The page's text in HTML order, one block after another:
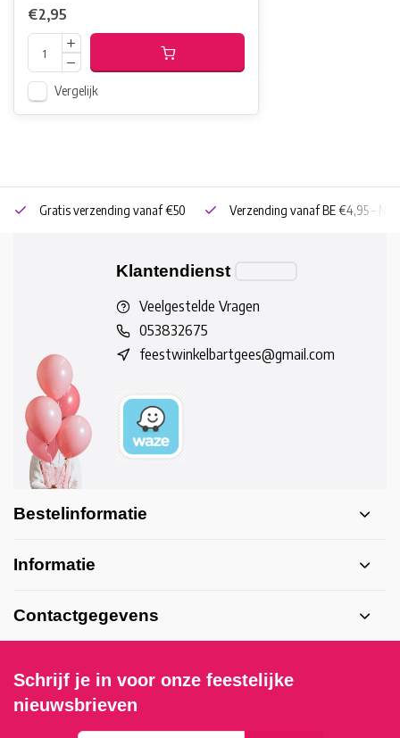
€2,95
Vergelijk
Gratis verzending vanaf €50 Verzending vanaf BE €4,95 - NL
Klantendienst
Veelgestelde Vragen
053832675
feestwinkelbartgees@gmail.com
Bestelinformatie
Informatie
Contactgegevens
Schrijf je in voor onze feestelijke
nieuwsbrieven